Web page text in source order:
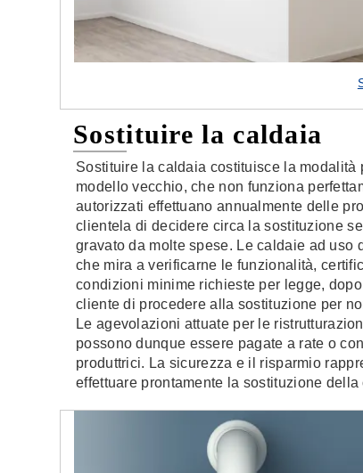
Sostituire la caldaia
Sostituire la caldaia costituisce la
modello vecchio, che non funziona
autorizzati effettuano annualmente delle
clientela di decidere circa la sostituzione
gravato da molte spese. Le caldaie ad uso
che mira a verificarne le funzionalità,
condizioni minime richieste per legge,
cliente di procedere alla sostituzione per
Le agevolazioni attuate per le
possono dunque essere pagate a rate o
produttrici. La sicurezza e il risparmio
effettuare prontamente la sostituzione
Cappe cucina dal design